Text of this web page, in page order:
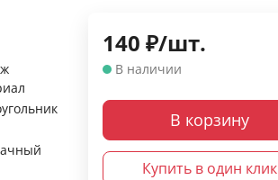
140 ₽/шт.
В наличии
В корзину
Купить в один клик